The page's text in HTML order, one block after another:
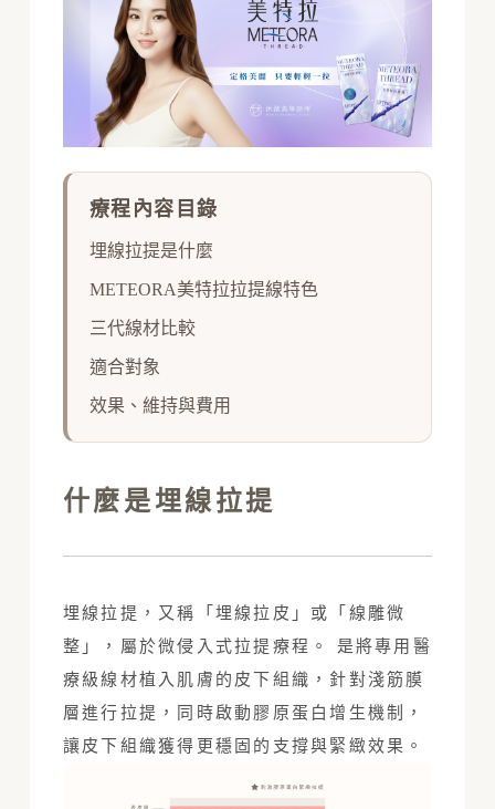
療程內容目錄
埋線拉提是什麼
METEORA美特拉拉提線特色
三代線材比較
適合對象
效果、維持與費用
什麼是埋線拉提
埋線拉提，又稱「埋線拉皮」或「線雕微
整」，屬於微侵入式拉提療程。 是將專用醫
療級線材植入肌膚的皮下組織，針對淺筋膜
層進行拉提，同時啟動膠原蛋白增生機制，
讓皮下組織獲得更穩固的支撐與緊緻效果。